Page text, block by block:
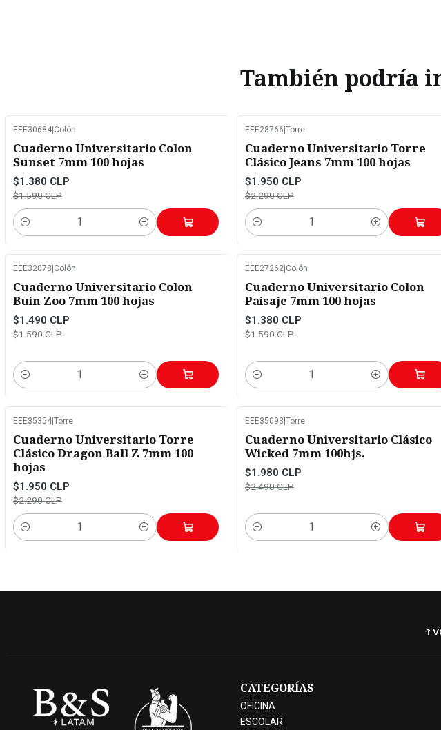
También podría
EEE30684|Colón
Cuaderno Universitario Colon
Sunset 7mm 100 hojas
$1.380 CLP
$1.590 CLP
Cantidad
EEE28766|Torre
Cuaderno Universitario Torre
Clásico Jeans 7mm 100 hojas
$1.950 CLP
$2.290 CLP
Cantidad
EEE32078|Colón
Cuaderno Universitario Colon
Buin Zoo 7mm 100 hojas
$1.490 CLP
$1.590 CLP
Cantidad
EEE27262|Colón
Cuaderno Universitario Colon
Paisaje 7mm 100 hojas
$1.380 CLP
$1.590 CLP
Cantidad
EEE35354|Torre
Cuaderno Universitario Torre
Clásico Dragon Ball Z 7mm 100
hojas
$1.950 CLP
$2.290 CLP
Cantidad
EEE35093|Torre
Cuaderno Universitario Clásico
Wicked 7mm 100hjs.
$1.980 CLP
$2.490 CLP
Cantidad
CATEGORÍAS
OFICINA
ESCOLAR